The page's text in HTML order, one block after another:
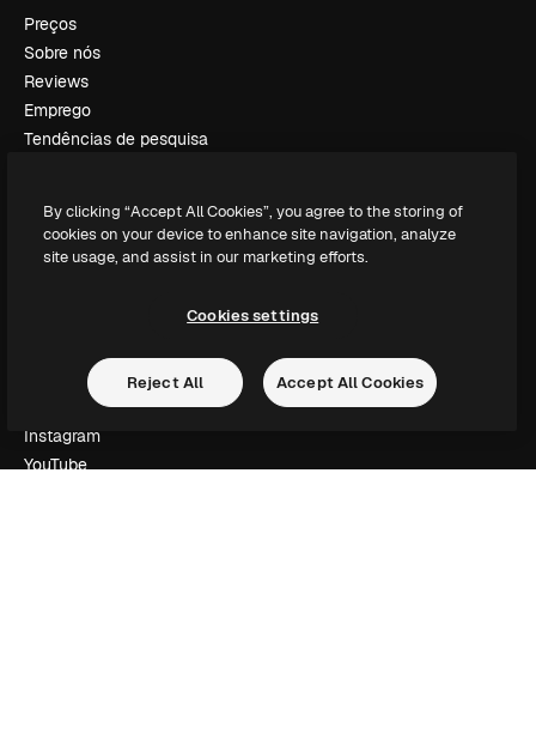
Preços
Sobre nós
Reviews
Emprego
Tendências de pesquisa
Slidesgo
Vender conteúdo
Procurando por magnific.ai?
Siga-nos
Suporte ao cliente
Instagram
YouTube
By clicking “Accept All Cookies”, you agree to the storing of
cookies on your device to enhance site navigation, analyze
site usage, and assist in our marketing efforts.
Cookies settings
Reject All Accept All Cookies